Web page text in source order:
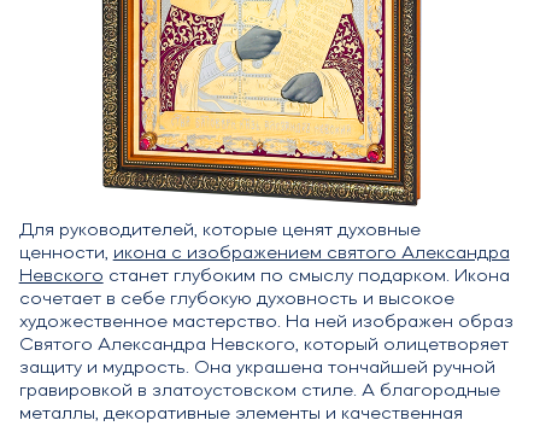
Для руководителей, которые ценят духовные
ценности, икона с изображением святого Александра
Невского станет глубоким по смыслу подарком. Икона
сочетает в себе глубокую духовность и высокое
художественное мастерство. На ней изображен образ
Святого Александра Невского, который олицетворяет
защиту и мудрость. Она украшена тончайшей ручной
гравировкой в златоустовском стиле. А благородные
металлы, декоративные элементы и качественная